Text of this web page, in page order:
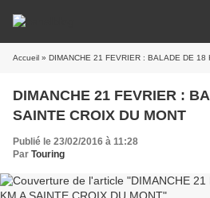
Accueil » DIMANCHE 21 FEVRIER : BALADE DE 18
DIMANCHE 21 FEVRIER :
SAINTE CROIX DU MONT
Publié le 23/02/2016 à 11:28
Par Touring